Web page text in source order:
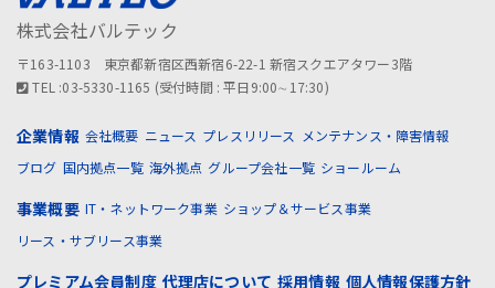
株式会社バルテック
〒163-1103 東京都新宿区西新宿6-22-1 新宿スクエアタワー3階
TEL :03-5330-1165 (受付時間 : 平日9:00∼17:30)
企業情報 会社概要 ニュース プレスリリース メンテナンス・障害情報
ブログ 国内拠点一覧 海外拠点 グループ会社一覧 ショールーム
事業概要 IT・ネットワーク事業 ショップ＆サービス事業
リース・サブリース事業
プレミアム会員制度 代理店について 採用情報 個人情報保護方針